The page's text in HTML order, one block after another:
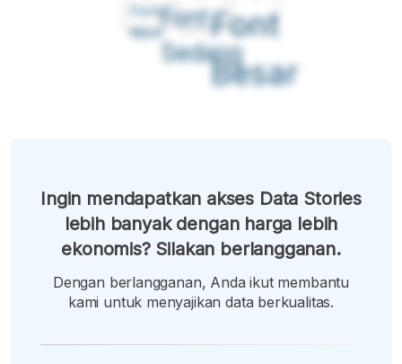
Font
Kecil
Font
Sedang
Font
Besar
Ingin mendapatkan akses Data Stories
lebih banyak dengan harga lebih
ekonomis? Silakan berlangganan.
Dengan berlangganan, Anda ikut membantu
kami untuk menyajikan data berkualitas.